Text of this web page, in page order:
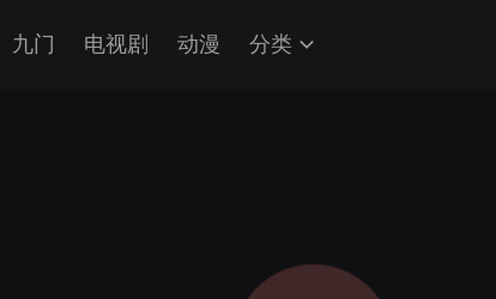
九门 电视剧 动漫 分类